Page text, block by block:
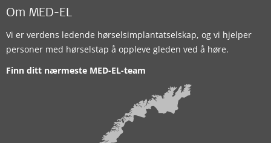
Om MED-EL
Vi er verdens ledende hørselsimplantatselskap, og vi hjelper
personer med hørselstap å oppleve gleden ved å høre.
Finn ditt nærmeste MED-EL-team